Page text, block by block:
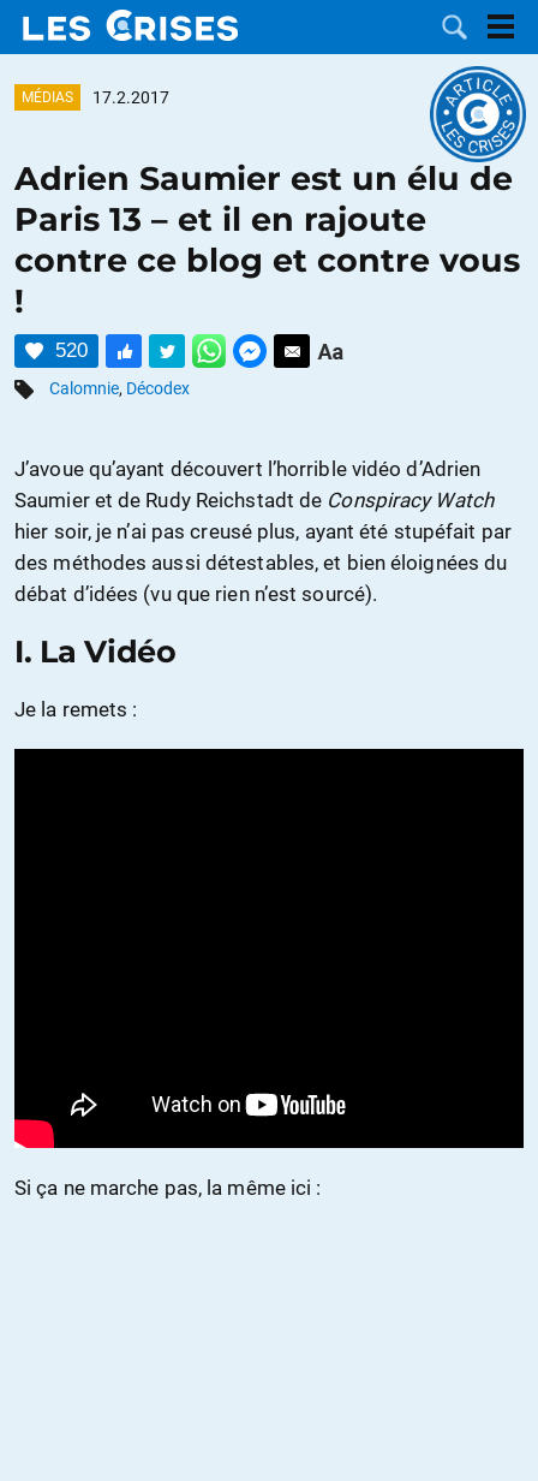
LES
DOSSIERS
CATÉGORIES
NOUS
DON
MÉDIAS 17.2.2017
Adrien Saumier est un élu de
Paris 13 – et il en rajoute
contre ce blog et contre vous
!
520
Calomnie, Décodex
J’avoue qu’ayant découvert l’horrible vidéo d’Adrien
Saumier et de Rudy Reichstadt de Conspiracy Watch
hier soir, je n’ai pas creusé plus, ayant été stupéfait par
des méthodes aussi détestables, et bien éloignées du
débat d’idées (vu que rien n’est sourcé).
I. La Vidéo
Je la remets :
Si ça ne marche pas, la même ici :